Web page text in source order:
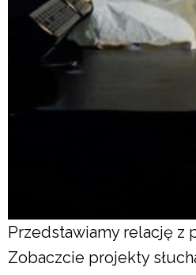
Przedstawiamy relację z
Zobaczcie projekty